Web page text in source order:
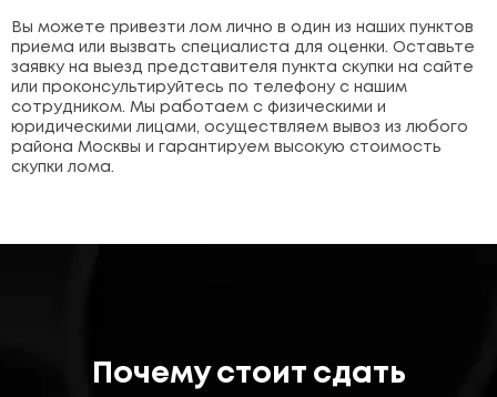
Вы можете привезти лом лично в один из наших пунктов
приема или вызвать специалиста для оценки. Оставьте
заявку на выезд представителя пункта скупки на сайте
или проконсультируйтесь по телефону с нашим
сотрудником. Мы работаем с физическими и
юридическими лицами, осуществляем вывоз из любого
района Москвы и гарантируем высокую стоимость
скупки лома.
Почему стоит сдать